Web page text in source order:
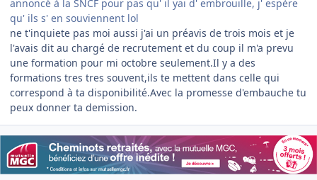
annoncé à la SNCF pour pas qu' il yai d' embrouille, j' espère
qu' ils s' en souviennent lol
ne t'inquiete pas moi aussi j'ai un préavis de trois mois et je
l'avais dit au chargé de recrutement et du coup il m'a prevu
une formation pour mi octobre seulement.Il y a des
formations tres tres souvent,ils te mettent dans celle qui
correspond à ta disponibilité.Avec la promesse d'embauche tu
peux donner ta demission.